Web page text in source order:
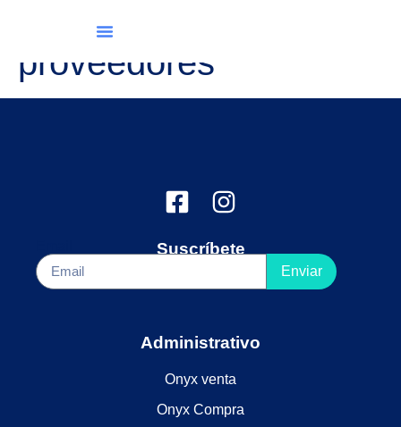
Evaluación de
proveedores
Suscríbete
Enviar
Administrativo
Onyx venta
Onyx Compra